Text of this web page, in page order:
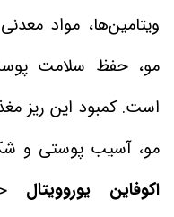
ویتامین‌ها، مواد
مو، حفظ سلامت
است. کمبود این ریز
مو، آسیب پوستی و
اکوفاین یوروویتال